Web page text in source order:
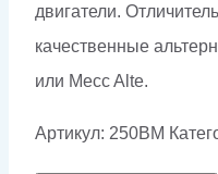
двигатели.
качественные
или Mecc Alte.
Артикул: 250BM